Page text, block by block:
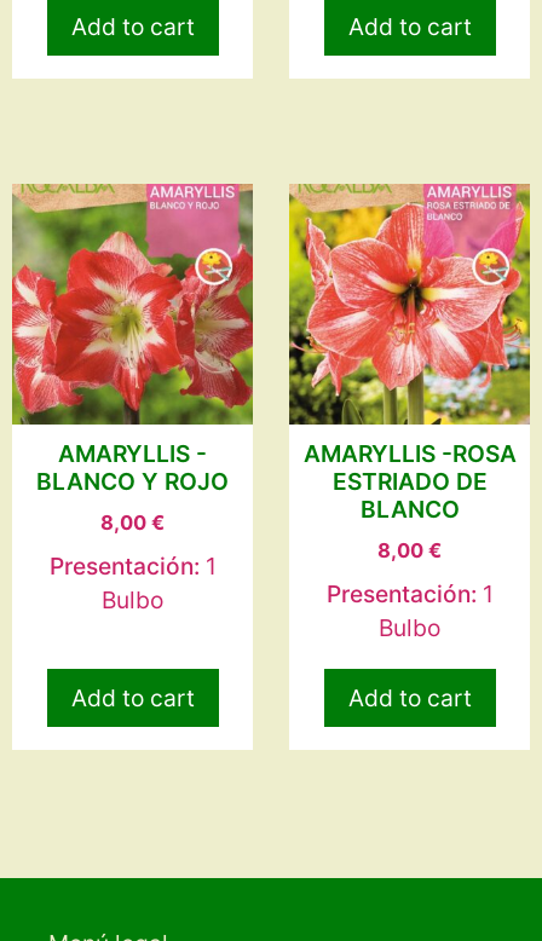
Add to cart Add to cart
AMARYLLIS -
BLANCO Y ROJO
8,00 €
Presentación: 1
Bulbo
Add to cart
AMARYLLIS -ROSA
ESTRIADO DE
BLANCO
8,00 €
Presentación: 1
Bulbo
Add to cart